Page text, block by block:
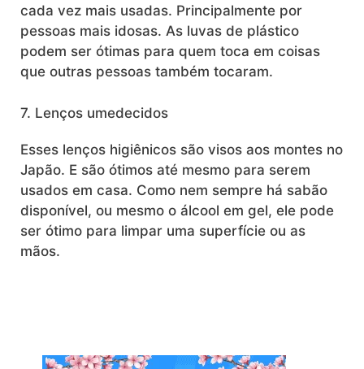
cada vez mais usadas. Principalmente por
pessoas mais idosas. As luvas de plástico
podem ser ótimas para quem toca em coisas
que outras pessoas também tocaram.
7. Lenços umedecidos
Esses lenços higiênicos são visos aos montes no
Japão. E são ótimos até mesmo para serem
usados em casa. Como nem sempre há sabão
disponível, ou mesmo o álcool em gel, ele pode
ser ótimo para limpar uma superfície ou as
mãos.